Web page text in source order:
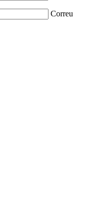
Correu